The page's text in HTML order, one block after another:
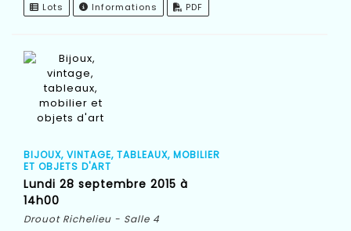
Lots Informations PDF
BIJOUX, VINTAGE, TABLEAUX, MOBILIER
ET OBJETS D'ART
lundi 28 septembre 2015 à
14h00
Drouot Richelieu - Salle 4